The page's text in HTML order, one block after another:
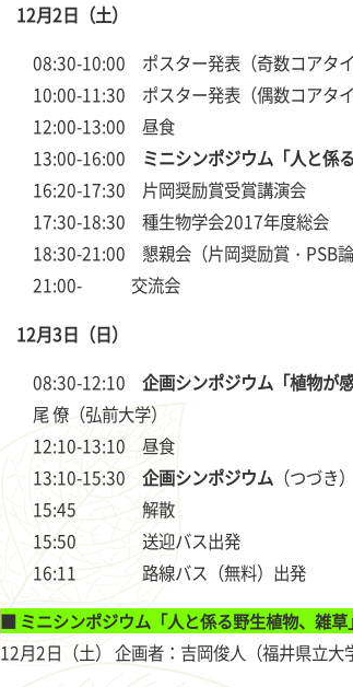
12月2日（土）
08:30-10:00 ポスター発表（奇数コアタイ
10:00-11:30 ポスター発表（偶数コアタイ
12:00-13:00 昼食
13:00-16:00 ミニシンポジウム「人と係
16:20-17:30 片岡奨励賞受賞講演会
17:30-18:30 種生物学会2017年度総会
18:30-21:00 懇親会（片岡奨励賞・PSB論
21:00- 交流会
12月3日（日）
08:30-12:10企画シンポジウム「植物が
尾 僚（弘前大学）
12:10-13:10 昼食
13:10-15:30企画シンポジウム （つづき）
15:45 解散
15:50 送迎バス出発
16:11 路線バス（無料）出発
■ ミニシンポジウム「人と係る野生植物、雑草」
12月2日（土） 企画者：吉岡俊人（福井県立大